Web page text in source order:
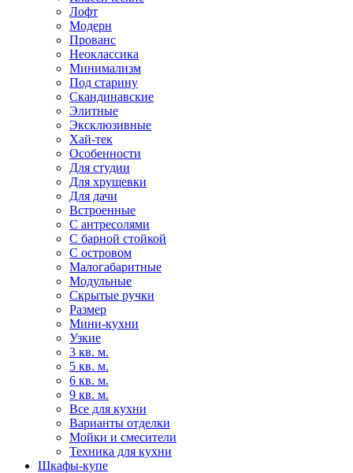
Лофт
Модерн
Прованс
Неоклассика
Минимализм
Под старину
Скандинавские
Элитные
Эксклюзивные
Хай-тек
Особенности
Для студии
Для хрущевки
Для дачи
Встроенные
С антресолями
С барной стойкой
С островом
Малогабаритные
Модульные
Скрытые ручки
Размер
Мини-кухни
Узкие
3 кв. м.
5 кв. м.
6 кв. м.
9 кв. м.
Все для кухни
Варианты отделки
Мойки и смесители
Техника для кухни
Шкафы-купе